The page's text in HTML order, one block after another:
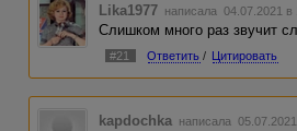
Lika1977 написала 04.07.2021 в
Слишком много раз звучит
#21 Ответить / Цитировать
kapdochka написала